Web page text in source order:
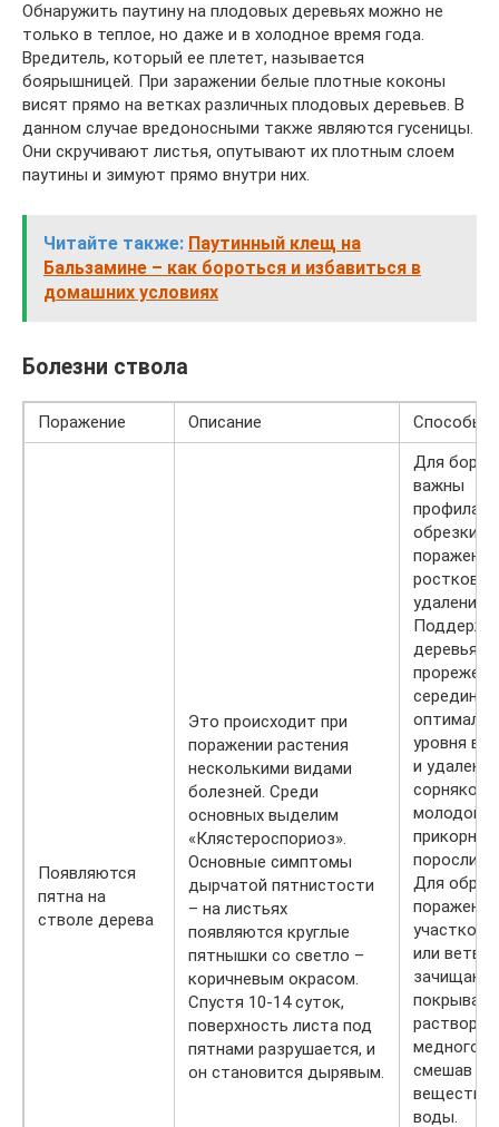
Обнаружить паутину на плодовых деревьях можно не
только в теплое, но даже и в холодное время года.
Вредитель, который ее плетет, называется
боярышницей. При заражении белые плотные коконы
висят прямо на ветках различных плодовых деревьев. В
данном случае вредоносными также являются гусеницы.
Они скручивают листья, опутывают их плотным слоем
паутины и зимуют прямо внутри них.
Читайте также: Паутинный клещ на
Бальзамине – как бороться и избавиться в
домашних условиях
Болезни ствола
Поражение Описание Способы
Появляются
пятна на
стволе дерева
Это происходит при
поражении растения
несколькими видами
болезней. Среди
основных выделим
«Клястероспориоз».
Основные симптомы
дырчатой пятнистости
– на листьях
появляются круглые
пятнышки со светло –
коричневым окрасом.
Спустя 10-14 суток,
поверхность листа под
пятнами разрушается, и
он становится дырявым.
Для
важны
обрезки
ростков и
удаление
серединой
уровня
и удаление
сорняков и
молодой
поросли.
Для
участков
или
зачищают
раствором
медного
смешав
вещества
воды.